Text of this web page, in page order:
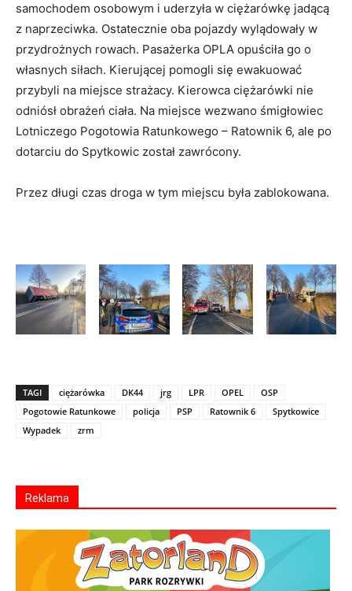
samochodem osobowym i uderzyła w ciężarówkę jadącą
z naprzeciwka. Ostatecznie oba pojazdy wylądowały w
przydrożnych rowach. Pasażerka OPLA opuściła go o
własnych siłach. Kierującej pomogli się ewakuować
przybyli na miejsce strażacy. Kierowca ciężarówki nie
odniósł obrażeń ciała. Na miejsce wezwano śmigłowiec
Lotniczego Pogotowia Ratunkowego – Ratownik 6, ale po
dotarciu do Spytkowic został zawrócony.
Przez długi czas droga w tym miejscu była zablokowana.
TAGI ciężarówka DK44 jrg LPR OPEL
OSP
Pogotowie Ratunkowe
policja PSP Ratownik 6
Spytkowice
Wypadek
zrm
Reklama